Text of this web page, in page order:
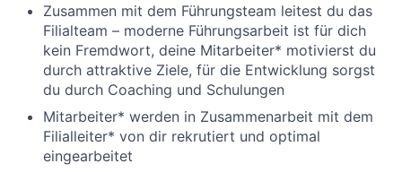
Zusammen mit dem Führungsteam leitest du das
Filialteam – moderne Führungsarbeit ist für dich
kein Fremdwort, deine Mitarbeiter* motivierst du
durch attraktive Ziele, für die Entwicklung sorgst
du durch Coaching und Schulungen
Mitarbeiter* werden in Zusammenarbeit mit dem
Filialleiter* von dir rekrutiert und optimal
eingearbeitet